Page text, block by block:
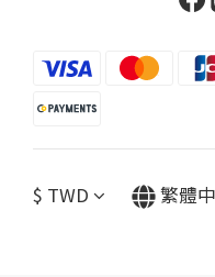
$ TWD 繁體